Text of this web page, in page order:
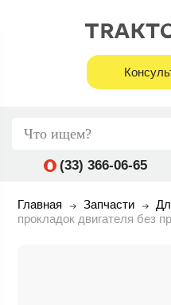
(33) 366-06-65
Главная Запчасти
прокладок двигателя без